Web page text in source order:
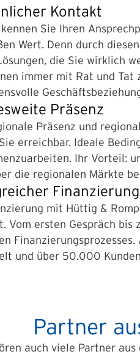
Kontakt
kennen Sie Ihren
Wert. Denn durch
die Sie wirklich
immer mit Rat und Tat
Präsenz
Präsenz und
erreichbar. Ideale
Ihr Vorteil:
die regionalen Märkte
mit Hüttig &
Vom ersten Gespräch bis
und über 50.000
Partner
auch viele Partner